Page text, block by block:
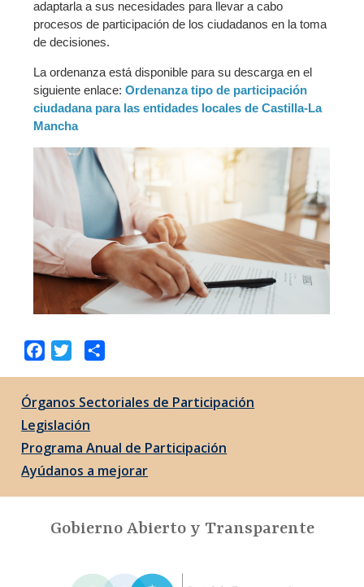
adaptarla a sus necesidades para llevar a cabo
procesos de participación de los ciudadanos en la toma
de decisiones.
La ordenanza está disponible para su descarga en el
siguiente enlace:Ordenanza tipo de participación
ciudadana para las entidades locales de Castilla-La
Mancha
Facebook
Twitter
Órganos Sectoriales de Participación
Legislación
Programa Anual de Participación
Ayúdanos a mejorar
Gobierno Abierto y Transparente